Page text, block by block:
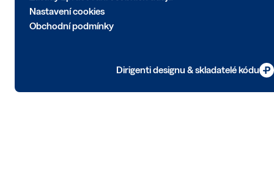
Nastavení cookies
Obchodní podmínky
Dirigenti designu & skladatelé kódu